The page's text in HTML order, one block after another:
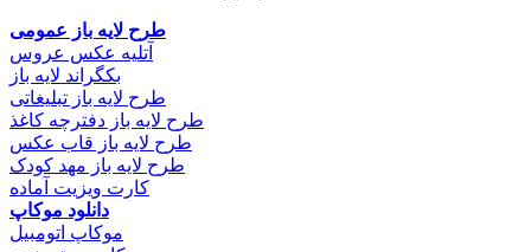
طرح لایه باز عمومی
آتلیه عکس عروس
بکگراند لایه باز
طرح لایه باز تبلیغاتی
طرح لایه باز دفترچه کاغذ
طرح لایه باز قاب عکس
طرح لایه باز مهد کودک
کارت ویزیت آماده
دانلود موکاپ
موکاپ اتومبیل